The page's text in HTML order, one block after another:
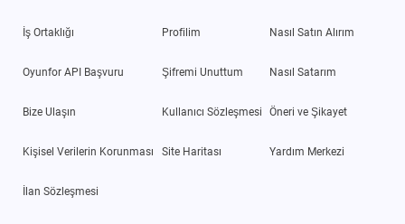
İş Ortaklığı
Oyunfor API Başvuru
Bize Ulaşın
Kişisel Verilerin Korunması
İlan Sözleşmesi
Profilim
Şifremi Unuttum
Kullanıcı Sözleşmesi
Site Haritası
Nasıl Satın Alırım
Nasıl Satarım
Öneri ve Şikayet
Yardım Merkezi